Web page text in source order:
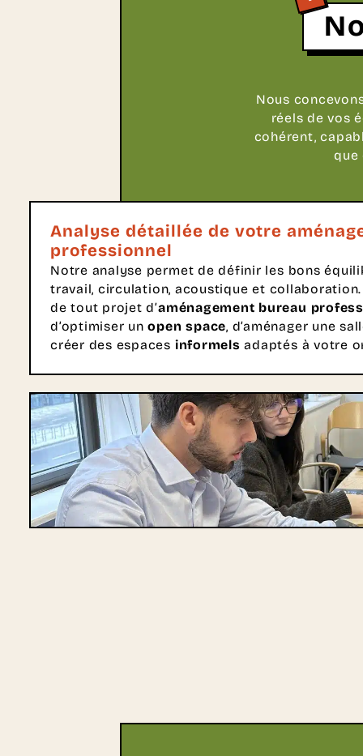
Nous
réels de vos
cohérent,
que
Analyse détaillée de votre
professionnel
Notre analyse permet de définir les bons
travail, circulation, acoustique et
de tout projet d’aménagement bureau
d’optimiser unopen space, d’aménager une
créer des espaces informels adaptés à votre